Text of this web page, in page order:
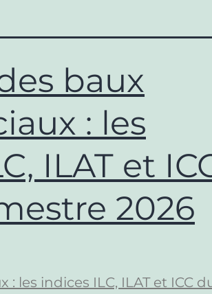
baux
: les
ILAT et
2026